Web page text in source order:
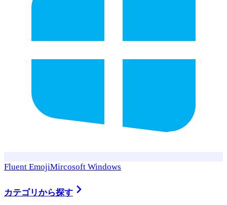
Fluent EmojiMircosoft Windows
カテゴリから探す